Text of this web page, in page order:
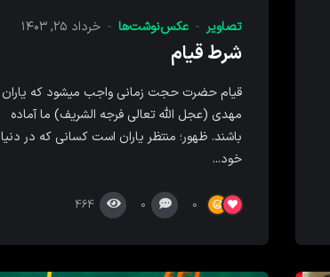
تصاویر عکس‌نوشت‌ها خرداد ۲۵, ۱۴۰۳
شرط قیام
قیام حضرت حجت زمانی واجب میشود که یاران
مهدی (عجل الله تعالی فرجه الشریف) ما آماده
باشند. ظهور؛ منتظر یاران است کسانی که در دنیا
خود...
0
0
464